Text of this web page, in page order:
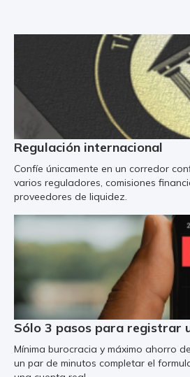
Regulación internacional
Confíe únicamente en un corredor
varios reguladores, comisiones
proveedores de liquidez.
Sólo 3 pasos para registrar
Mínima burocracia y máximo ahorro
un par de minutos completar el